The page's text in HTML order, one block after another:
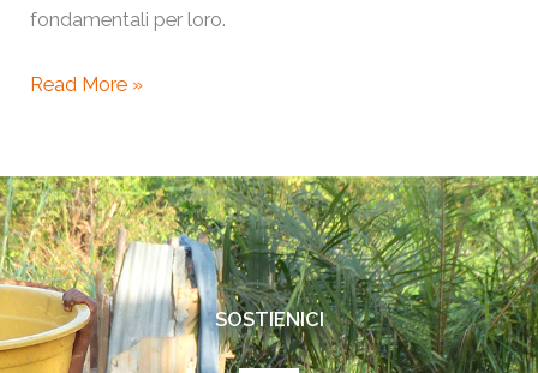
fondamentali per loro.
Read More »
SOSTIENICI